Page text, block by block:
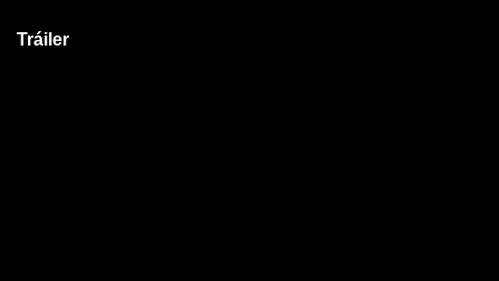
Tráiler